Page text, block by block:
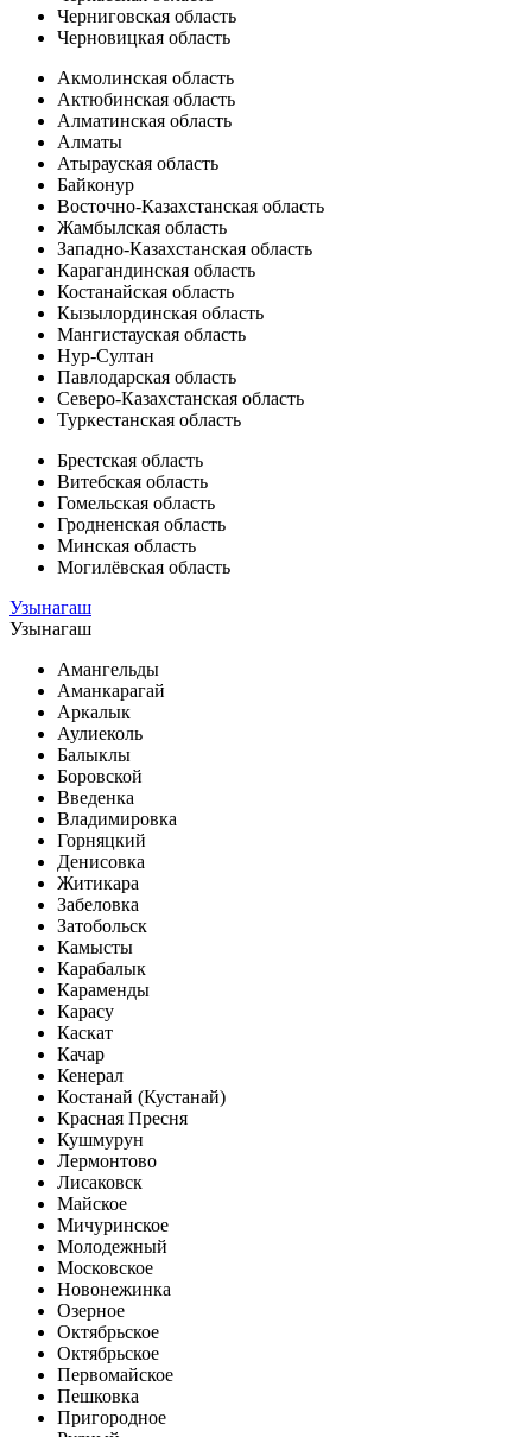
Черниговская область
Черновицкая область
Акмолинская область
Актюбинская область
Алматинская область
Алматы
Атырауская область
Байконур
Восточно-Казахстанская область
Жамбылская область
Западно-Казахстанская область
Карагандинская область
Костанайская область
Кызылординская область
Мангистауская область
Нур-Султан
Павлодарская область
Северо-Казахстанская область
Туркестанская область
Брестская область
Витебская область
Гомельская область
Гродненская область
Минская область
Могилёвская область
Узынагаш
Узынагаш
Амангельды
Аманкарагай
Аркалык
Аулиеколь
Балыклы
Боровской
Введенка
Владимировка
Горняцкий
Денисовка
Житикара
Забеловка
Затобольск
Камысты
Карабалык
Караменды
Карасу
Каскат
Качар
Кенерал
Костанай (Кустанай)
Красная Пресня
Кушмурун
Лермонтово
Лисаковск
Майское
Мичуринское
Молодежный
Московское
Новонежинка
Озерное
Октябрьское
Октябрьское
Первомайское
Пешковка
Пригородное